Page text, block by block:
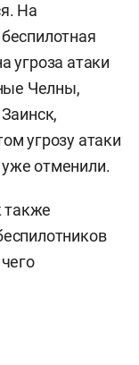
На
беспилотная
угроза атаки
Челны,
угрозу атаки
отменили.